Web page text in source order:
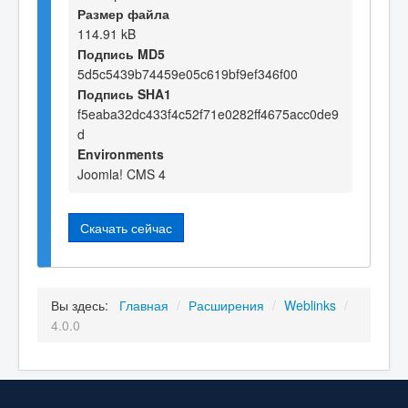
Размер файла
114.91 kB
Подпись MD5
5d5c5439b74459e05c619bf9ef346f00
Подпись SHA1
f5eaba32dc433f4c52f71e0282ff4675acc0de9
d
Environments
Joomla! CMS 4
Скачать сейчас
Вы здесь: Главная / Расширения / Weblinks /
4.0.0